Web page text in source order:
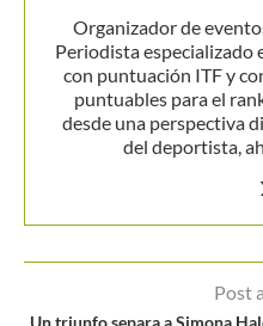
Organizador de
Periodista especializado
con puntuación ITF y
puntuables para el
desde una perspectiva
del deportista,
Post